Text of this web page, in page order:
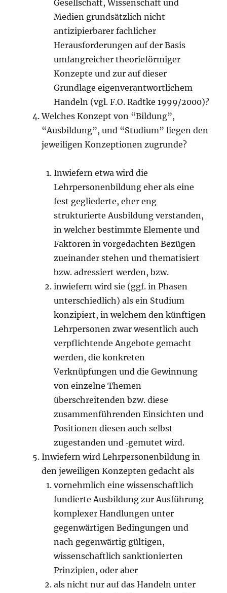
Gesellschaft, Wissenschaft und
Medien grundsätzlich nicht
antizipierbarer fachlicher
Herausforderungen auf der Basis
umfangreicher theorieförmiger
Konzepte und zur auf dieser
Grundlage eigenverantwortlichem
Handeln (vgl. F.O. Radtke 1999/2000)?
Welches Konzept von “Bildung”,
“Ausbildung”, und “Studium” liegen den
jeweiligen Konzeptionen zugrunde?
Inwiefern etwa wird die
Lehrpersonenbildung eher als eine
fest gegliederte, eher eng
strukturierte Ausbildung verstanden,
in welcher bestimmte Elemente und
Faktoren in vorgedachten Bezügen
zueinander stehen und thematisiert
bzw. adressiert werden, bzw.
inwiefern wird sie (ggf. in Phasen
unterschiedlich) als ein Studium
konzipiert, in welchem den künftigen
Lehrpersonen zwar wesentlich auch
verpflichtende Angebote gemacht
werden, die konkreten
Verknüpfungen und die Gewinnung
von einzelne Themen
überschreitenden bzw. diese
zusammenführenden Einsichten und
Positionen diesen auch selbst
zugestanden und ‑gemutet wird.
Inwiefern wird Lehrpersonenbildung in
den jeweiligen Konzepten gedacht als
vornehmlich eine wissenschaftlich
fundierte Ausbildung zur Ausführung
komplexer Handlungen unter
gegenwärtigen Bedingungen und
nach gegenwärtig gültigen,
wissenschaftlich sanktionierten
Prinzipien, oder aber
als nicht nur auf das Handeln unter